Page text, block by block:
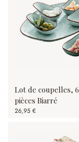
Lot de coupelles, 6
pièces Biarré
26,95 €